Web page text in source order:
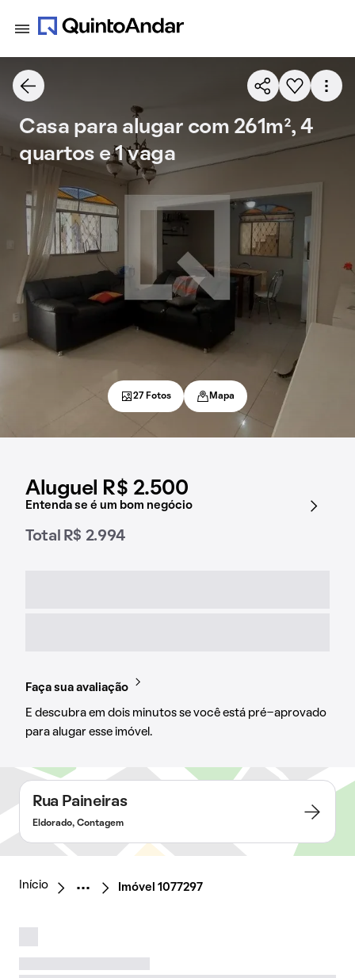
Aluguel R$ 2.500
Entenda se é um bom negócio
Total R$ 2.994
Faça sua avaliação
E descubra em dois minutos se você está pré-aprovado
para alugar esse imóvel.
Casa para alugar com 261m², 4
quartos e 1 vaga
27 Fotos Mapa
Rua Paineiras
Eldorado, Contagem
Início Imóvel 1077297